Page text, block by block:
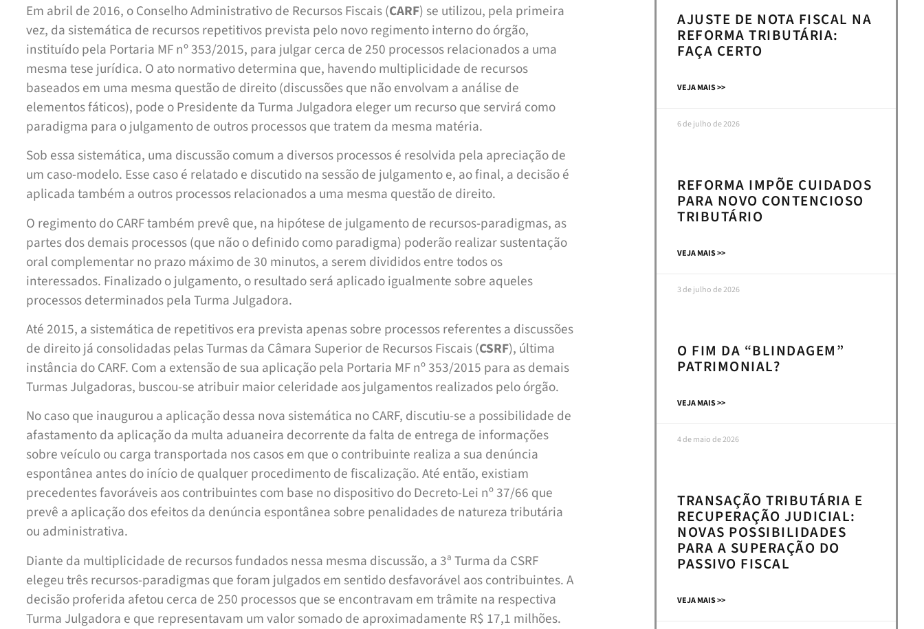
Em abril de 2016, o Conselho Administrativo de Recursos Fiscais (CARF) se utilizou, pela primeira
vez, da sistemática de recursos repetitivos prevista pelo novo regimento interno do órgão,
instituído pela Portaria MF nº 353/2015, para julgar cerca de 250 processos relacionados a uma
mesma tese jurídica. O ato normativo determina que, havendo multiplicidade de recursos
baseados em uma mesma questão de direito (discussões que não envolvam a análise de
elementos fáticos), pode o Presidente da Turma Julgadora eleger um recurso que servirá como
paradigma para o julgamento de outros processos que tratem da mesma matéria.
Sob essa sistemática, uma discussão comum a diversos processos é resolvida pela apreciação de
um caso-modelo. Esse caso é relatado e discutido na sessão de julgamento e, ao ­final, a decisão é
aplicada também a outros processos relacionados a uma mesma questão de direito.
O regimento do CARF também prevê que, na hipótese de julgamento de recursos-paradigmas, as
partes dos demais processos (que não o de­finido como paradigma) poderão realizar sustentação
oral complementar no prazo máximo de 30 minutos, a serem divididos entre todos os
interessados. Finalizado o julgamento, o resultado será aplicado igualmente sobre aqueles
processos determinados pela Turma Julgadora.
Até 2015, a sistemática de repetitivos era prevista apenas sobre processos referentes a discussões
de direito já consolidadas pelas Turmas da Câmara Superior de Recursos Fiscais (CSRF), última
instância do CARF. Com a extensão de sua aplicação pela Portaria MF nº 353/2015 para as demais
Turmas Julgadoras, buscou-se atribuir maior celeridade aos julgamentos realizados pelo órgão.
No caso que inaugurou a aplicação dessa nova sistemática no CARF, discutiu-se a possibilidade de
afastamento da aplicação da multa aduaneira decorrente da falta de entrega de informações
sobre veículo ou carga transportada nos casos em que o contribuinte realiza a sua denúncia
espontânea antes do início de qualquer procedimento de ­fiscalização. Até então, existiam
precedentes favoráveis aos contribuintes com base no dispositivo do Decreto-Lei nº 37/66 que
prevê a aplicação dos efeitos da denúncia espontânea sobre penalidades de natureza tributária
ou administrativa.
Diante da multiplicidade de recursos fundados nessa mesma discussão, a 3ª Turma da CSRF
elegeu três recursos-paradigmas que foram julgados em sentido desfavorável aos contribuintes. A
decisão proferida afetou cerca de 250 processos que se encontravam em trâmite na respectiva
Turma Julgadora e que representavam um valor somado de aproximadamente R$ 17,1 milhões.
AJUSTE DE NOTA FISCAL NA
REFORMA TRIBUTÁRIA:
FAÇA CERTO
VEJA MAIS >>
6 de julho de 2026
REFORMA IMPÕE CUIDADOS
PARA NOVO CONTENCIOSO
TRIBUTÁRIO
VEJA MAIS >>
3 de julho de 2026
O FIM DA “BLINDAGEM”
PATRIMONIAL?
VEJA MAIS >>
4 de maio de 2026
TRANSAÇÃO TRIBUTÁRIA E
RECUPERAÇÃO JUDICIAL:
NOVAS POSSIBILIDADES
PARA A SUPERAÇÃO DO
PASSIVO FISCAL
VEJA MAIS >>